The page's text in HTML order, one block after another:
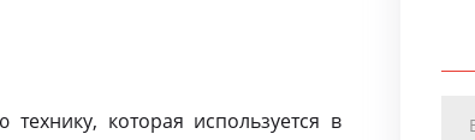
которая используется в